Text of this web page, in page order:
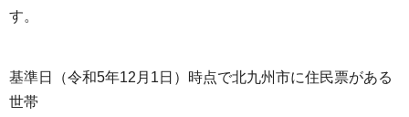
す。
基準日（令和5年12月1日）時点で北九州市に住民票がある
世帯